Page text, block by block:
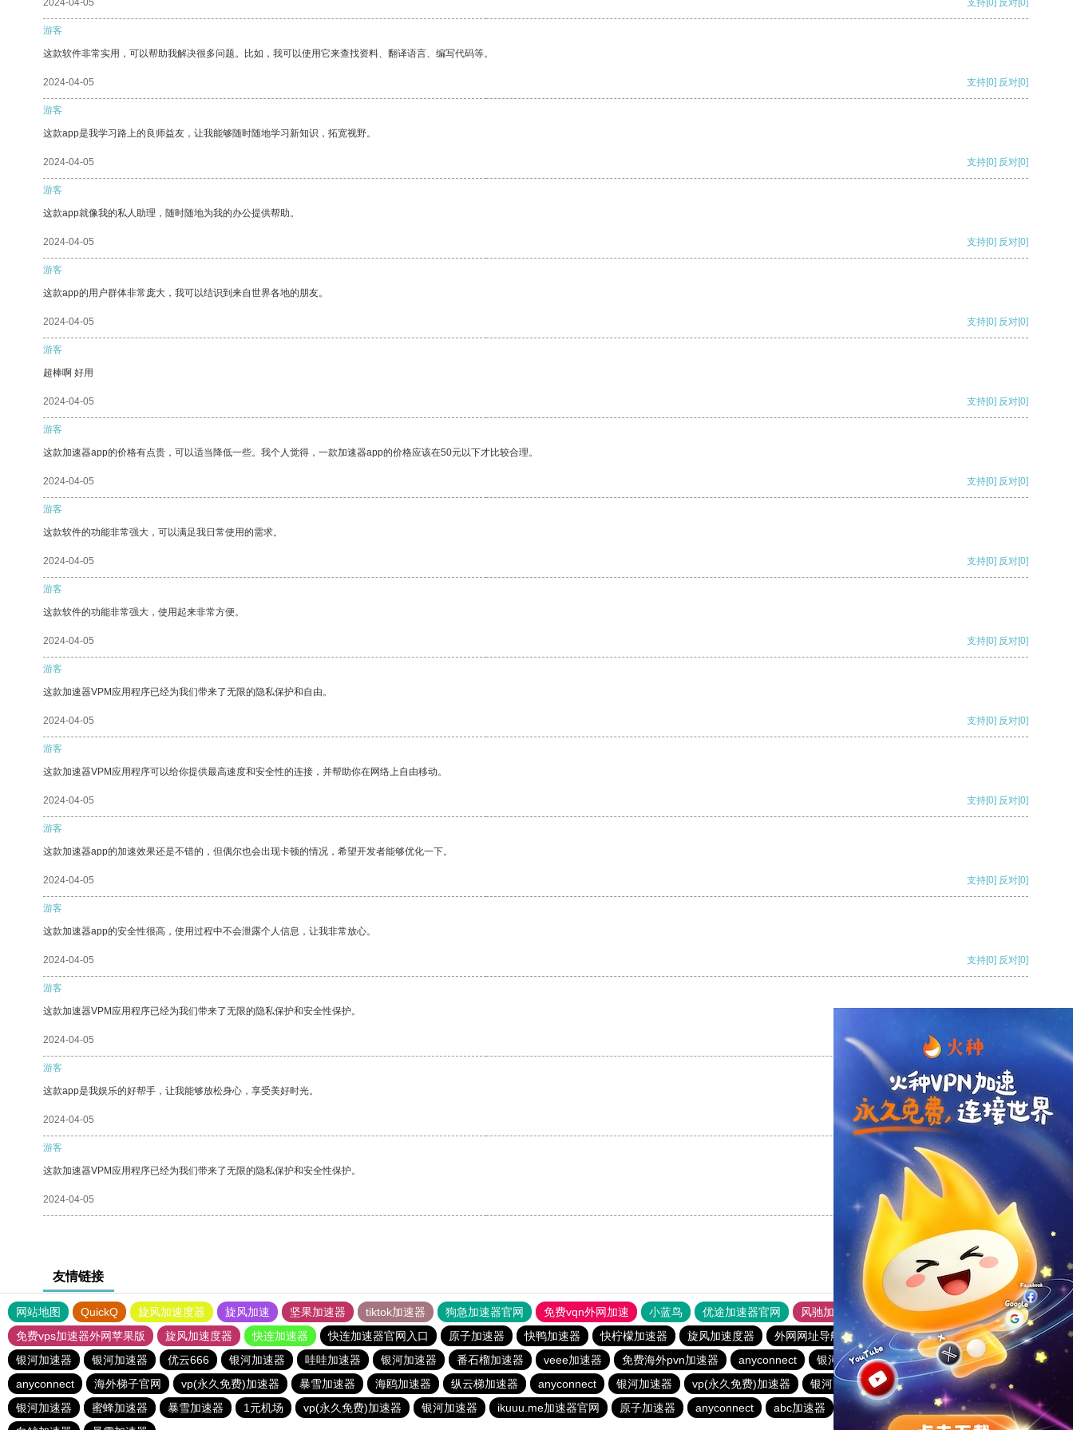
2024-04-05 支持 [0] 反对 [0]
游客
这款软件非常实用，可以帮助我解决很多问题。比如，我可以使用它来查找资料、翻译语言、编写代码等。
2024-04-05 支持[0] 反对[0]
游客
这款app是我学习路上的良师益友，让我能够随时随地学习新知识，拓宽视野。
2024-04-05 支持[0] 反对[0]
游客
这款app就像我的私人助理，随时随地为我的办公提供帮助。
2024-04-05 支持[0] 反对[0]
游客
这款app的用户群体非常庞大，我可以结识到来自世界各地的朋友。
2024-04-05 支持[0] 反对[0]
游客
超棒啊 好用
2024-04-05 支持[0] 反对[0]
游客
这款加速器app的价格有点贵，可以适当降低一些。我个人觉得，一款加速器app的价格应该在50元以下才比较合理。
2024-04-05 支持[0] 反对[0]
游客
这款软件的功能非常强大，可以满足我日常使用的需求。
2024-04-05 支持[0] 反对[0]
游客
这款软件的功能非常强大，使用起来非常方便。
2024-04-05 支持[0] 反对[0]
游客
这款加速器VPM应用程序已经为我们带来了无限的隐私保护和自由。
2024-04-05 支持[0] 反对[0]
游客
这款加速器VPM应用程序可以给你提供最高速度和安全性的连接，并帮助你在网络上自由移动。
2024-04-05 支持[0] 反对[0]
游客
这款加速器app的加速效果还是不错的，但偶尔也会出现卡顿的情况，希望开发者能够优化一下。
2024-04-05 支持[0] 反对[0]
游客
这款加速器app的安全性很高，使用过程中不会泄露个人信息，让我非常放心。
2024-04-05 支持[0] 反对[0]
游客
这款加速器VPM应用程序已经为我们带来了无限的隐私保护和安全性保护。
2024-04-05 支持
游客
这款app是我娱乐的好帮手，让我能够放松身心，享受美好时光。
2024-04-05 支持[0] 反对[0]
游客
这款加速器VPM应用程序已经为我们带来了无限的隐私保护和安全性保护。
2024-04-05 支持[0] 反对[0]
友情链接
网站地图 QuickQ 旋风加速度器 旋风加速 坚果加速器 tiktok加速器 狗急加速器官网 免费vqn外网加速 小蓝鸟 优途加速器官网 风驰加速器
旋风加速器
免费vps加速器外网苹果版
旋风加速度器 快连加速器 快连加速器官网入口 原子加速器 快鸭加速器 快柠檬加速器 旋风加速度器 外网网址导航 软件中心
银河加速器
银河加速器
银河加速器 优云666 银河加速器 哇哇加速器 银河加速器 番石榴加速器 veee加速器 免费海外pvn加速器 anyconnect 银河加速器 1元机场
银河加速器
anyconnect
海外梯子官网 vp(永久免费)加速器 暴雪加速器 海鸥加速器 纵云梯加速器 anyconnect 银河加速器 vp(永久免费)加速器 银河加速器 蚂蚁加速器
银河加速器
银河加速器
蜜蜂加速器 暴雪加速器 1元机场 vp(永久免费)加速器 银河加速器 ikuuu.me加速器官网 原子加速器 anyconnect abc加速器 荔枝加速器 暴雪加速器
橘子加速器